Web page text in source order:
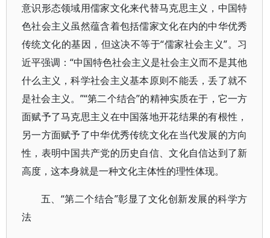
意识形态领域用儒家文化来代替马克思主义，中国特
色社会主义虽然蕴含着包括儒家文化在内的中华优秀
传统文化的基因，但这决不等于“儒家社会主义”。习
近平强调：“中国特色社会主义是社会主义而不是其他
什么主义，科学社会主义基本原则不能丢，丢了就不
是社会主义。”“第二个结合”的精神实质在于，它一方
面赋予了马克思主义在中国落地开花结果的有根性，
另一方面赋予了中华优秀传统文化在当代发展的方向
性，表明中国共产党的历史自信、文化自信达到了新
高度，这本身就是一种文化主体性的理性体现。
五、“第二个结合”彰显了文化创新发展的科学方
法